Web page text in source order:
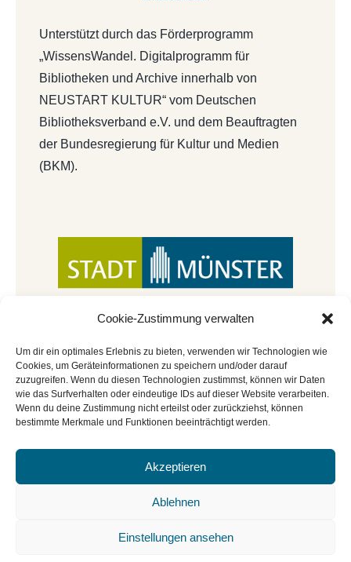
Cookie-Zustimmung verwalten
Um dir ein optimales Erlebnis zu bieten, verwenden wir Technologien wie
Cookies, um Geräteinformationen zu speichern und/oder darauf
zuzugreifen. Wenn du diesen Technologien zustimmst, können wir Daten
wie das Surfverhalten oder eindeutige IDs auf dieser Website verarbeiten.
Wenn du deine Zustimmung nicht erteilst oder zurückziehst, können
bestimmte Merkmale und Funktionen beeinträchtigt werden.
Akzeptieren
Ablehnen
Einstellungen ansehen
Unterstützt durch das Förderprogramm
„WissensWandel. Digitalprogramm für
Bibliotheken und Archive innerhalb von
NEUSTART KULTUR“ vom Deutschen
Bibliotheksverband e.V. und dem Beauftragten
der Bundesregierung für Kultur und Medien
(BKM).
© Copyright 2022 - 2026 | Mitmachbar der
Cookie-Richtlinie